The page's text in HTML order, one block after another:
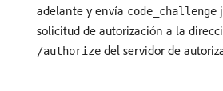
adelante y envía code_challenge
solicitud de autorización a la
/authorize del servidor de